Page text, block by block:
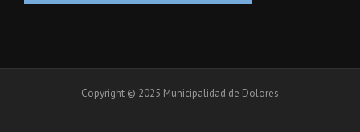
Copyright © 2025 Municipalidad de Dolores